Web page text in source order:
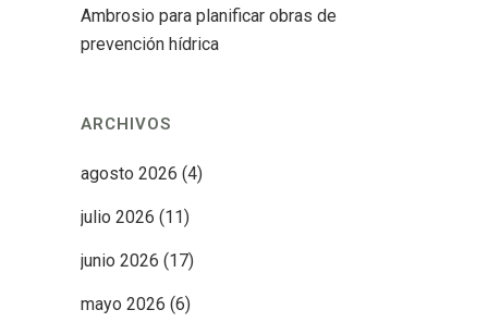
Ambrosio para planificar obras de
prevención hídrica
ARCHIVOS
agosto 2026 (4)
julio 2026 (11)
junio 2026 (17)
mayo 2026 (6)